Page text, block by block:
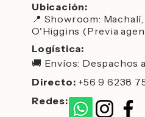
Ubicación:
📍 Showroom: Machalí,
O'Higgins (Previa
Logística:
🚚 Envíos: Despachos
Directo: +56 9 6238
Redes: